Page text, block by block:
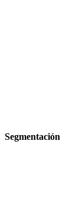
Segmentación